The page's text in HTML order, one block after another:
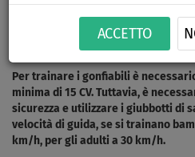
ACCETTO
motore da
Per trainare i gonfiabili è
minima di 15 CV. Tuttavia, è
sicurezza e utilizzare i giubbotti di
velocità di guida, se si trainano
km/h, per gli adulti a 30 km/h.